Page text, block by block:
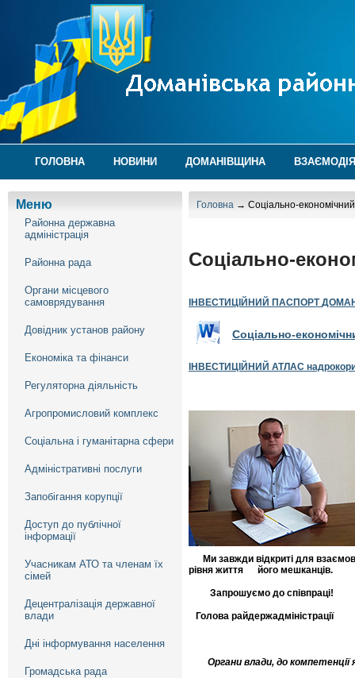
ГОЛОВНА НОВИНИ ДОМАНІВЩИНА
Меню
Районна державна
адміністрація
Районна рада
Органи місцевого
самоврядування
Довідник установ району
Економіка та фінанси
Регуляторна діяльність
Агропромисловий комплекс
Соціальна і гуманітарна сфери
Адміністративні послуги
Запобігання корупції
Доступ до публічної
інформації
Учасникам АТО та членам їх
сімей
Децентралізація державної
влади
Дні інформування населення
Громадська рада
Головна → Соціально-
Соціально-
ІНВЕСТИЦІЙНИЙ ПАСПОРТ
Соціально-
ІНВЕСТИЦІЙНИЙ АТЛАС
Ми завжди відкриті для
рівня життя його мешканців.
Запрошуємо до співпраці!
Голова
Органи влади, до